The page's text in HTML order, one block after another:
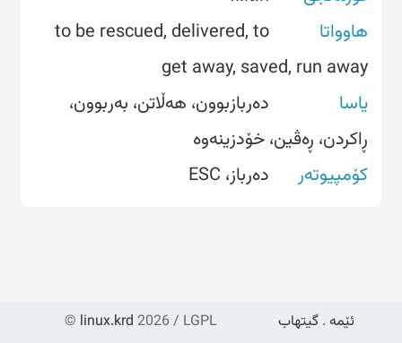
هاوواتا
to be rescued, delivered, to
get away, saved, run away
یاسا
دەربازبوون، هەڵاتن، بەربوون،
ڕاکردن، ڕەڤین، خۆدزینەوە
کۆمپیوتەر
ده‌رباز، ESC
© linux.krd 2026 / LGPL ئێمە . گیتهاب